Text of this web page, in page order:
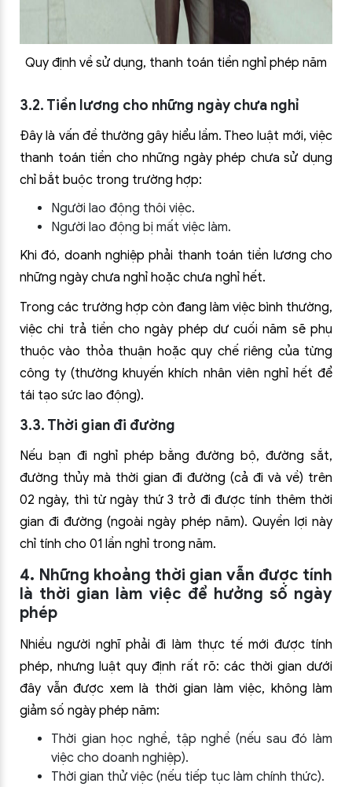
Quy định về sử dụng, thanh toán tiền nghỉ phép năm
3.2. Tiền lương cho những ngày chưa nghỉ
Đây là vấn đề thường gây hiểu lầm. Theo luật mới, việc
thanh toán tiền cho những ngày phép chưa sử dụng
chỉ bắt buộc trong trường hợp:
Người lao động thôi việc.
Người lao động bị mất việc làm.
Khi đó, doanh nghiệp phải thanh toán tiền lương cho
những ngày chưa nghỉ hoặc chưa nghỉ hết.
Trong các trường hợp còn đang làm việc bình thường,
việc chi trả tiền cho ngày phép dư cuối năm sẽ phụ
thuộc vào thỏa thuận hoặc quy chế riêng của từng
công ty (thường khuyến khích nhân viên nghỉ hết để
tái tạo sức lao động).
3.3. Thời gian đi đường
Nếu bạn đi nghỉ phép bằng đường bộ, đường sắt,
đường thủy mà thời gian đi đường (cả đi và về) trên
02 ngày, thì từ ngày thứ 3 trở đi được tính thêm thời
gian đi đường (ngoài ngày phép năm). Quyền lợi này
chỉ tính cho 01 lần nghỉ trong năm.
4. Những khoảng thời gian vẫn được tính
là thời gian làm việc để hưởng số ngày
phép
Nhiều người nghĩ phải đi làm thực tế mới được tính
phép, nhưng luật quy định rất rõ: các thời gian dưới
đây vẫn được xem là thời gian làm việc, không làm
giảm số ngày phép năm:
Thời gian học nghề, tập nghề (nếu sau đó làm
việc cho doanh nghiệp).
Thời gian thử việc (nếu tiếp tục làm chính thức).